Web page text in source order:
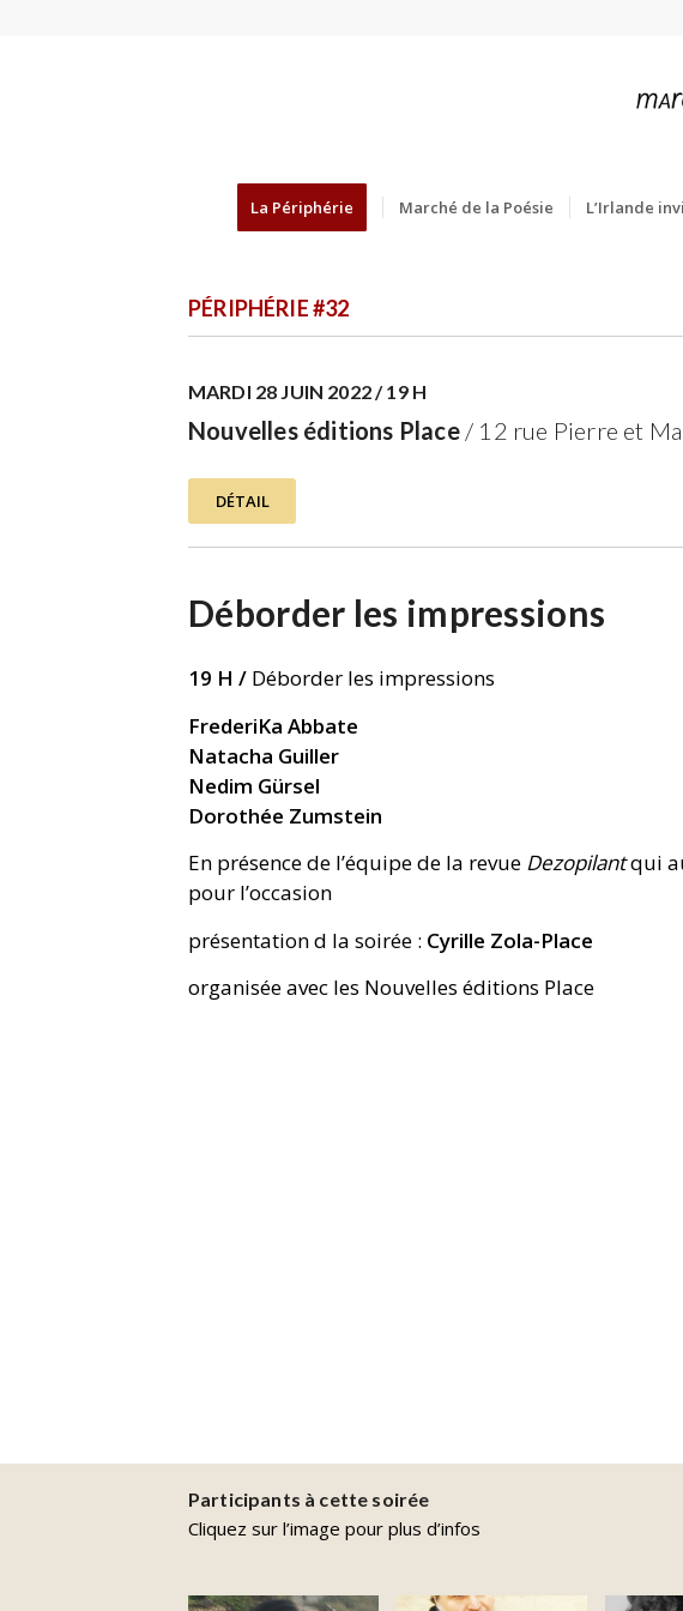
La Périphérie Marché de la Poésie L’Irlande
PÉRIPHÉRIE #32
MARDI 28 JUIN 2022 / 19 H
Nouvelles éditions Place/ 12 rue Pierre et
DÉTAIL
Déborder les impressions
19 H / Déborder les impressions
FrederiKa Abbate
Natacha Guiller
Nedim Gürsel
Dorothée Zumstein
En présence de l’équipe de la revue Dezopilantqui
pour l’occasion
présentation d la soirée : Cyrille Zola-Place
organisée avec les Nouvelles éditions Place
Participants à cette soirée
Cliquez sur l’image pour plus d’infos